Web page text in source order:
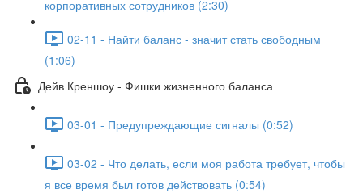
корпоративных сотрудников (2:30)
02-11 - Найти баланс - значит стать свободным
(1:06)
Дейв Креншоу - Фишки жизненного баланса
03-01 - Предупреждающие сигналы (0:52)
03-02 - Что делать, если моя работа требует, чтобы
я все время был готов действовать (0:54)